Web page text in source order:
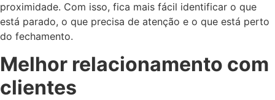
proximidade. Com isso, fica mais fácil identificar o que
está parado, o que precisa de atenção e o que está perto
do fechamento.
Melhor relacionamento com
clientes